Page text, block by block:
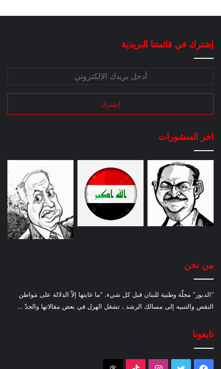
إشترك في قائمتنا البريدية
اخر المنشورات
من نحن
“الدبور” مجلّة وطنية للبنان قبل كل شيء. “ما غايتها إلاّ الدلالة على مَواطن
النقص والتنبيه إلى مسالك الرشد ، تشغل الهزل في بعض مقالاتها والجدّ …
تابعونا